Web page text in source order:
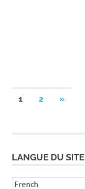
Pagination
1 2
NEXT
»
LANGUE DU SITE